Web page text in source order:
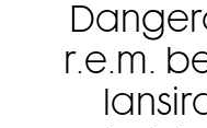
r.e.m.